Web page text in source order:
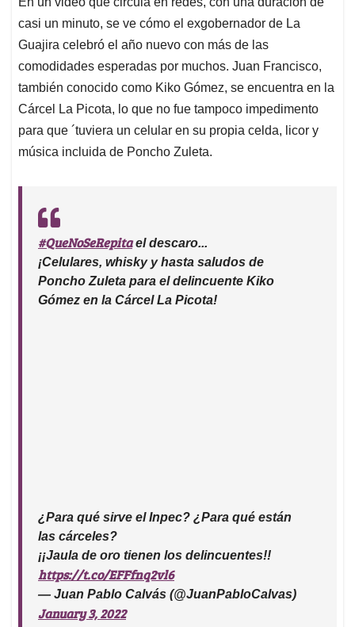
s
A
p
p
b
o
o
k
e
d
I
n
l
a
d
s
casi un minuto, se ve cómo el exgobernador de La
Guajira celebró el año nuevo con más de las
comodidades esperadas por muchos. Juan Francisco,
también conocido como Kiko Gómez, se encuentra en la
Cárcel La Picota, lo que no fue tampoco impedimento
para que ´tuviera un celular en su propia celda, licor y
música incluida de Poncho Zuleta.
#QueNoSeRepitael descaro...
¡Celulares, whisky y hasta saludos de
Poncho Zuleta para el delincuente Kiko
Gómez en la Cárcel La Picota!
¿Para qué sirve el Inpec? ¿Para qué están
las cárceles?
¡¡Jaula de oro tienen los delincuentes!!
https://t.co/EFFfnq2vl6
— Juan Pablo Calvás (@JuanPabloCalvas)
January 3, 2022